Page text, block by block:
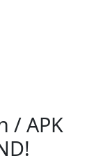
/ APK